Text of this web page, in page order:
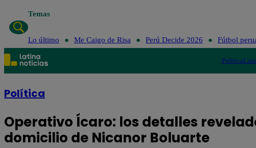
Temas
Lo último Me Caigo de Risa Perú Decide 2026 Fútbol
Política
Política
Operativo Ícaro: los detalles
domicilio de Nicanor Boluarte